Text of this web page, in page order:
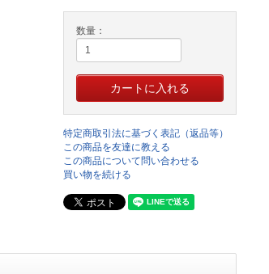
数量：
特定商取引法に基づく表記（返品等）
この商品を友達に教える
この商品について問い合わせる
買い物を続ける